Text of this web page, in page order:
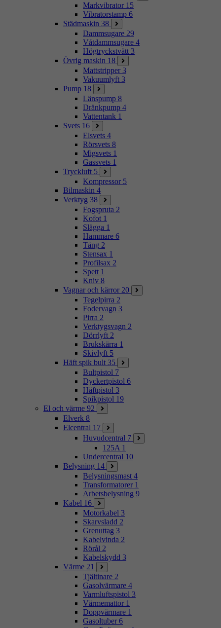
Markvibrator 15
Vibratorstamp 6
Städmaskin 38
Dammsugare 29
Våtdammsugare 4
Högtryckstvätt 3
Övrig maskin 18
Mattstripper 3
Vakuumlyft 3
Pump 18
Länspump 8
Dränkpump 4
Vattentank 1
Svets 16
Elsvets 4
Rörsvets 8
Migsvets 1
Gassvets 1
Tryckluft 5
Kompressor 5
Bilmaskin 4
Verktyg 38
Fogspruta 2
Kofot 1
Slägga 1
Hammare 6
Tång 2
Stensax 1
Profilsax 2
Spett 1
Kniv 8
Vagnar och kärror 20
Tegelpirra 2
Fodervagn 3
Pirra 2
Verktygsvagn 2
Dörrlyft 2
Brukskärra 1
Skivlyft 5
Häft spik bult 35
Bultpistol 7
Dyckertpistol 6
Häftpistol 3
Spikpistol 19
El och värme 92
Elverk 8
Elcentral 17
Huvudcentral 7
125A 1
Undercentral 10
Belysning 14
Belysningsmast 4
Transformatorer 1
Arbetsbelysning 9
Kabel 16
Motorkabel 3
Skarvsladd 2
Grenuttag 3
Kabelvinda 2
Rörål 2
Kabelskydd 3
Värme 21
Tjältinare 2
Gasolvärmare 4
Varmluftspistol 3
Värmemattor 1
Doppvärmare 1
Gasoltuber 6